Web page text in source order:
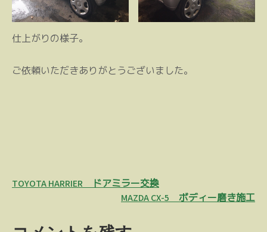
仕上がりの様子。
ご依頼いただきありがとうございました。
投
TOYOTA HARRIER ドアミラー交換
MAZDA CX-5 ボディー磨き施工